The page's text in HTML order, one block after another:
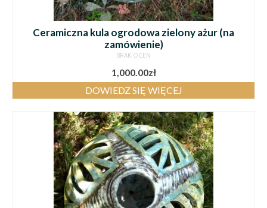
Ceramiczna kula ogrodowa zielony ażur (na
zamówienie)
BRAK OCEN
1,000.00zł
DOWIEDZ SIĘ WIĘCEJ